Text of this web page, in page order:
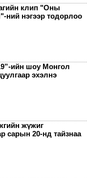
клип "Оны
ний нэгээр тодорлоо
ийн шоу Монгол
эхэлнэ
жүжиг
сарын 20-нд тайзнаа